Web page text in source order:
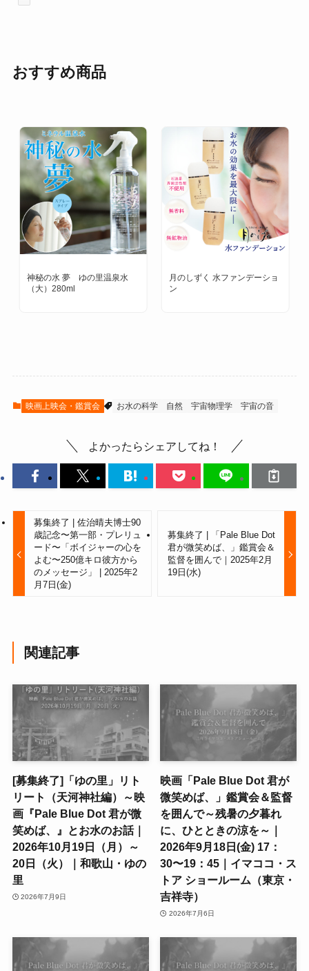
おすすめ商品
神秘の水 夢 ゆの里温泉水
（大）280ml
月のしずく 水ファンデーショ
ン
映画上映会・鑑賞会 お水の科学 自然 宇宙物理学 宇宙の音
よかったらシェアしてね！
募集終了 | 佐治晴夫博士90
歳記念〜第一部・プレリュ
ード〜「ボイジャーの心を
よむ〜250億キロ彼方から
のメッセージ」 | 2025年2
月7日(金)
募集終了 | 「Pale Blue Dot
君が微笑めば、」鑑賞会＆
監督を囲んで｜2025年2月
19日(水)
関連記事
[募集終了]「ゆの里」リト
リート（天河神社編）～映
画『Pale Blue Dot 君が微
笑めば、』とお水のお話｜
2026年10月19日（月）～
20日（火）｜和歌山・ゆの
里
2026年7月9日
映画「Pale Blue Dot 君が
微笑めば、」鑑賞会＆監督
を囲んで～残暑の夕暮れ
に、ひとときの涼を～｜
2026年9月18日(金) 17：
30〜19：45｜イマココ・ス
トア ショールーム（東京・
吉祥寺）
2026年7月6日